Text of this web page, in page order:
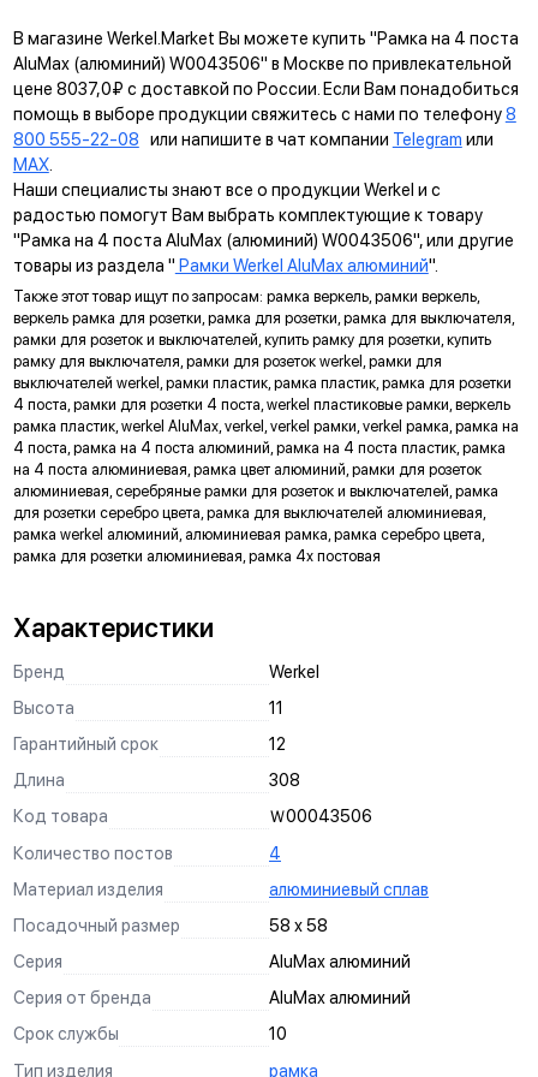
Дополнительная защита
исключает прямой контакт с токопроводящими элементами
(только в розетках IP20)
Гальванизация контактов
придает эстетичный внешний вид и защищает от коррозии
Долговечный LED индикатор
гарантирует отсутствие мерцания ламп
Матовый рассеиватель
обеспечивает равномерное свечение светодиодов в
подрозетнике
ускоряют процесс монтажа в многопостовые рамки
3 способа монтажа
винтами к подрозетнику
винтами к стене
анкерный механизм
Запас надежности
заложенный при проектировании, обеспечивает стабильную
работу механизмов при скачках напряжения
Широкий температурный диапазон
от –40° до +80° С
Посеребрённые контактные площадки
(90% Ag, 10% Ni) предотвращают выгорание контактов
выключателей
Схема подключения
нанесена на оборотной стороне механизма выключателя
Подпружиненный контакт
на токопроводящих элементах надежно фиксирует вилку
В магазине Werkel.Market Вы можете купить "Рамка на 4 поста
AluMax (алюминий) W0043506" в Москве по привлекательной
цене 8037,0₽ с доставкой по России. Если Вам понадобиться
помощь в выборе продукции свяжитесь с нами по телефону8
800 555-22-08 или напишите в чат компании Telegram или
MAX.
Наши специалисты знают все о продукции Werkel и с
радостью помогут Вам выбрать комплектующие к товару
"Рамка на 4 поста AluMax (алюминий) W0043506", или другие
товары из раздела " Рамки Werkel AluMax алюминий".
Также этот товар ищут по запросам: рамка веркель, рамки веркель,
веркель рамка для розетки, рамка для розетки, рамка для выключателя,
рамки для розеток и выключателей, купить рамку для розетки, купить
рамку для выключателя, рамки для розеток werkel, рамки для
выключателей werkel, рамки пластик, рамка пластик, рамка для розетки
4 поста, рамки для розетки 4 поста, werkel пластиковые рамки, веркель
рамка пластик, werkel AluMax, verkel, verkel рамки, verkel рамка, рамка на
4 поста, рамка на 4 поста алюминий, рамка на 4 поста пластик, рамка
на 4 поста алюминиевая, рамка цвет алюминий, рамки для розеток
алюминиевая, серебряные рамки для розеток и выключателей, рамка
для розетки серебро цвета, рамка для выключателей алюминиевая,
рамка werkel алюминий, алюминиевая рамка, рамка серебро цвета,
рамка для розетки алюминиевая, рамка 4х постовая
Характеристики
Бренд
Werkel
Высота
11
Гарантийный срок
12
Длина
308
Код товара
Ｗ0004З506
Количество постов
4
Материал изделия
алюминиевый сплав
Посадочный размер
58 х 58
Серия
AluMax алюминий
Серия от бренда
AluMax алюминий
Срок службы
10
Тип изделия
рамка